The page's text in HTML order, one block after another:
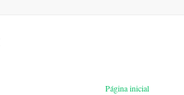
Página inicial